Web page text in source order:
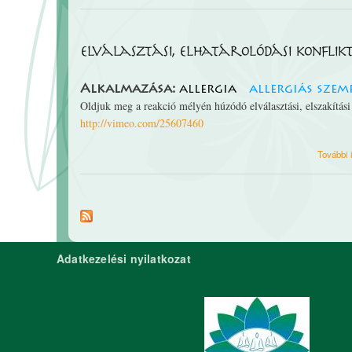
elválasztási, elhatárolódási
Alkalmazása: allergia allergiás
Oldjuk meg a reakció mélyén húzódó elválasztási,
http://vimeo.com/25607460
További
Adatkezelési nyilatkozat